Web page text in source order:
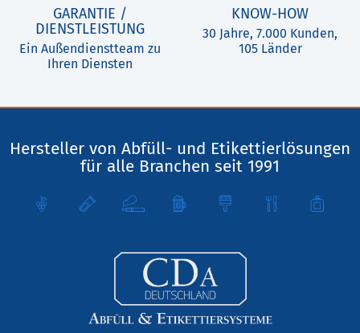
GARANTIE /
DIENSTLEISTUNG
Ein Außendienstteam zu
Ihren Diensten
KNOW-HOW
30 Jahre, 7.000 Kunden,
105 Länder
Hersteller von Abfüll- und Etikettierlösungen
für alle Branchen seit 1991